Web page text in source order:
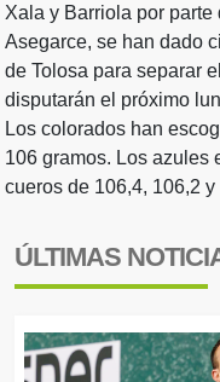
Xala y Barriola por parte
Asegarce, se han dado
de Tolosa para separar
disputarán el próximo
Los colorados han
106 gramos. Los azules
cueros de 106,4, 106,2
ÚLTIMAS